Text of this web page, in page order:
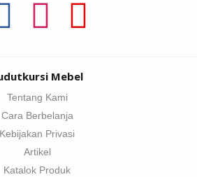
Mebel
Tentang Kami
Cara Berbelanja
Kebijakan Privasi
Artikel
Katalok Produk